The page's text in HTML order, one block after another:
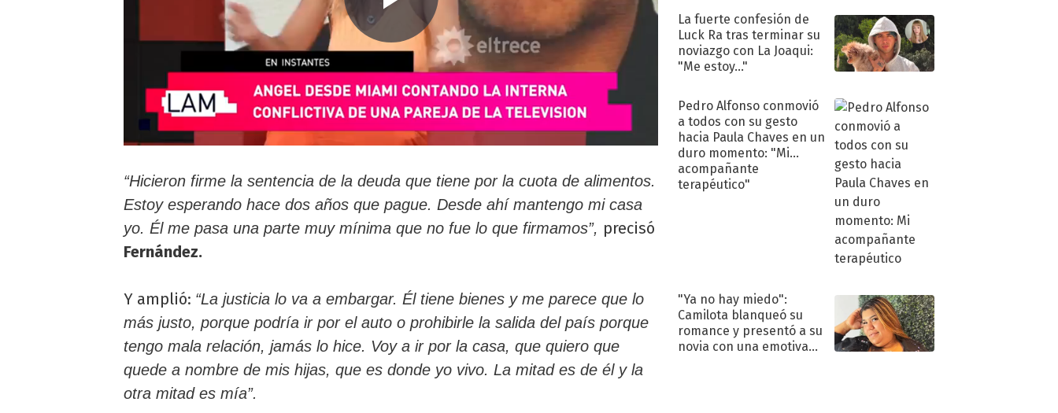
“Hicieron firme la sentencia de la deuda que tiene por la cuota de alimentos.
Estoy esperando hace dos años que pague. Desde ahí mantengo mi casa
yo. Él me pasa una parte muy mínima que no fue lo que firmamos”, precisó
Fernández.
Y amplió: “La justicia lo va a embargar. Él tiene bienes y me parece que lo
más justo, porque podría ir por el auto o prohibirle la salida del país porque
tengo mala relación, jamás lo hice. Voy a ir por la casa, que quiero que
quede a nombre de mis hijas, que es donde yo vivo. La mitad es de él y la
otra mitad es mía”.
La fuerte confesión de
Luck Ra tras terminar su
noviazgo con La Joaqui:
"Me estoy..."
Pedro Alfonso conmovió
a todos con su gesto
hacia Paula Chaves en un
duro momento: "Mi
acompañante
terapéutico"
"Ya no hay miedo":
Camilota blanqueó su
romance y presentó a su
novia con una emotiva